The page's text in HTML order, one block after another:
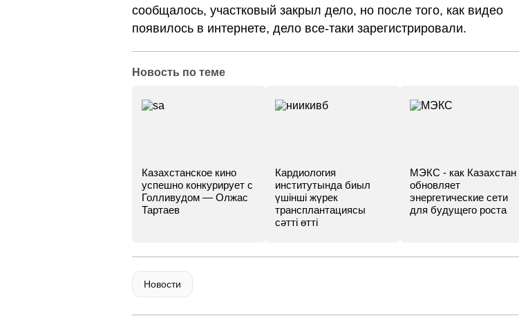
сообщалось, участковый закрыл дело, но после того, как видео
появилось в интернете, дело все-таки зарегистрировали.
Новость по теме
Казахстанское кино
успешно конкурирует с
Голливудом — Олжас
Тартаев
Кардиология
институтында биыл
үшінші жүрек
трансплантациясы
сәтті өтті
МЭКС - как Казахстан
обновляет
энергетические сети
для будущего роста
Новости